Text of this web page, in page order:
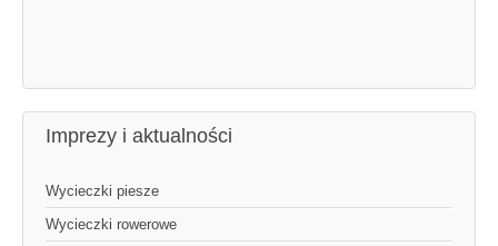
Imprezy i aktualności
Wycieczki piesze
Wycieczki rowerowe